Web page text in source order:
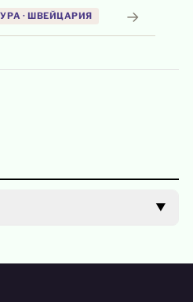
· ШВЕЙЦАРИЯ →
▼